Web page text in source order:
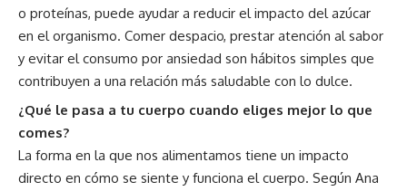
o proteínas, puede ayudar a reducir el impacto del azúcar
en el organismo. Comer despacio, prestar atención al sabor
y evitar el consumo por ansiedad son hábitos simples que
contribuyen a una relación más saludable con lo dulce.
¿Qué le pasa a tu cuerpo cuando eliges mejor lo que
comes?
La forma en la que nos alimentamos tiene un impacto
directo en cómo se siente y funciona el cuerpo. Según Ana